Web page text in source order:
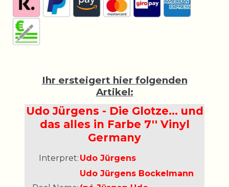
Ihr ersteigert hier folgenden
Artikel:
Udo Jürgens - Die Glotze… und
das alles in Farbe 7'' Vinyl
Germany
Interpret: Udo Jürgens
Udo Jürgens Bockelmann